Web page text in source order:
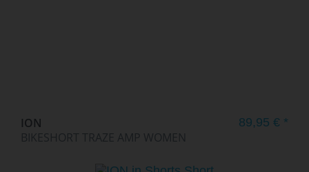
ION
BIKESHORT TRAZE AMP WOMEN
89,95 € *